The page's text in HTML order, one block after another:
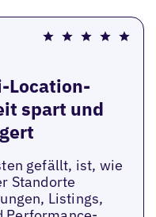
Location-
spart und
gefällt, ist, wie
Standorte
Listings,